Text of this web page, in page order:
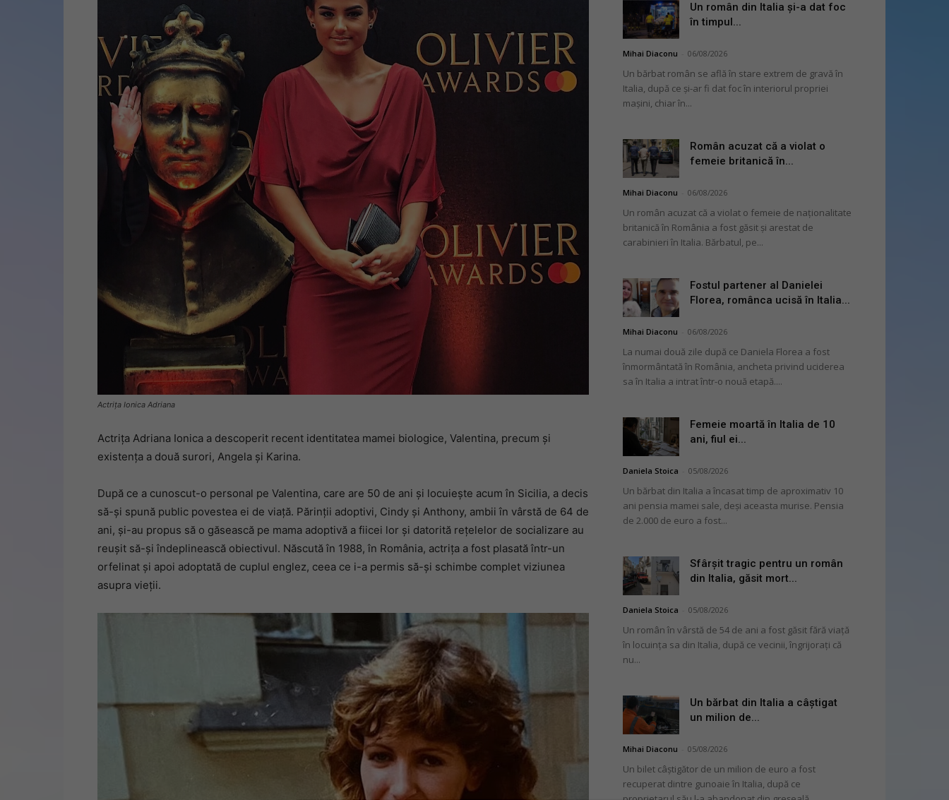
Actrița Ionica Adriana
Actrița Adriana Ionica a descoperit recent identitatea mamei biologice, Valentina, precum și
existența a două surori, Angela și Karina.
După ce a cunoscut-o personal pe Valentina, care are 50 de ani și locuiește acum în Sicilia, a decis
să-și spună public povestea ei de viață. Părinții adoptivi, Cindy și Anthony, ambii în vârstă de 64 de
ani, și-au propus să o găsească pe mama adoptivă a fiicei lor și datorită rețelelor de socializare au
reușit să-și îndeplinească obiectivul. Născută în 1988, în România, actrița a fost plasată într-un
orfelinat și apoi adoptată de cuplul englez, ceea ce i-a permis să-și schimbe complet viziunea
asupra vieții.
Un român din Italia și-a dat foc
în timpul...
Mihai Diaconu 06/08/2026
Un bărbat român se află în stare extrem de gravă în
Italia, după ce și-ar fi dat foc în interiorul propriei
mașini, chiar în...
Român acuzat că a violat o
femeie britanică în...
Mihai Diaconu 06/08/2026
Un român acuzat că a violat o femeie de naționalitate
britanică în România a fost găsit și arestat de
carabinieri în Italia. Bărbatul, pe...
Fostul partener al Danielei
Florea, românca ucisă în Italia...
Mihai Diaconu 06/08/2026
La numai două zile după ce Daniela Florea a fost
înmormântată în România, ancheta privind uciderea
sa în Italia a intrat într-o nouă etapă....
Femeie moartă în Italia de 10
ani, fiul ei...
Daniela Stoica 05/08/2026
Un bărbat din Italia a încasat timp de aproximativ 10
ani pensia mamei sale, deși aceasta murise. Pensia
de 2.000 de euro a fost...
Sfârșit tragic pentru un român
din Italia, găsit mort...
Daniela Stoica 05/08/2026
Un român în vârstă de 54 de ani a fost găsit fără viață
în locuința sa din Italia, după ce vecinii, îngrijorați că
nu...
Un bărbat din Italia a câștigat
un milion de...
Mihai Diaconu 05/08/2026
Un bilet câștigător de un milion de euro a fost
recuperat dintre gunoaie în Italia, după ce